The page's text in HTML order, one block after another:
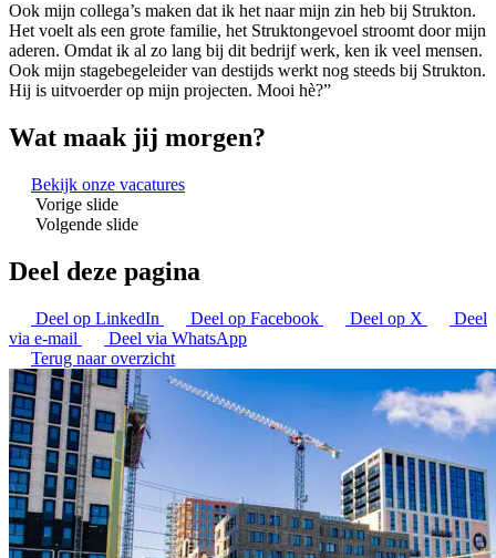
Ook mijn collega’s maken dat ik het naar mijn zin heb bij Strukton.
Het voelt als een grote familie, het Struktongevoel stroomt door mijn
aderen. Omdat ik al zo lang bij dit bedrijf werk, ken ik veel mensen.
Ook mijn stagebegeleider van destijds werkt nog steeds bij Strukton.
Hij is uitvoerder op mijn projecten. Mooi hè?”
Wat maak jij morgen?
Bekijk onze vacatures
Vorige slide
Volgende slide
Deel deze pagina
Deel op LinkedIn Deel op Facebook Deel op X
Deel
via e-mail
Deel via WhatsApp
Terug naar overzicht